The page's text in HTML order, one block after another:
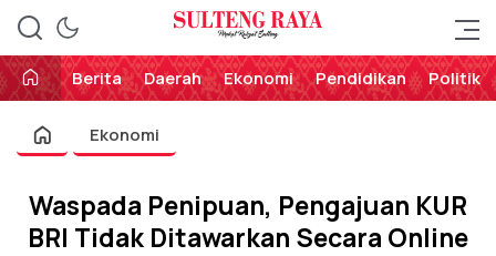
Sulteng Raya
Perekat Rakyat Sulteng
Berita
Daerah Ekonomi Pendidikan Politik
Ekonomi
Waspada Penipuan, Pengajuan KUR
BRI Tidak Ditawarkan Secara Online